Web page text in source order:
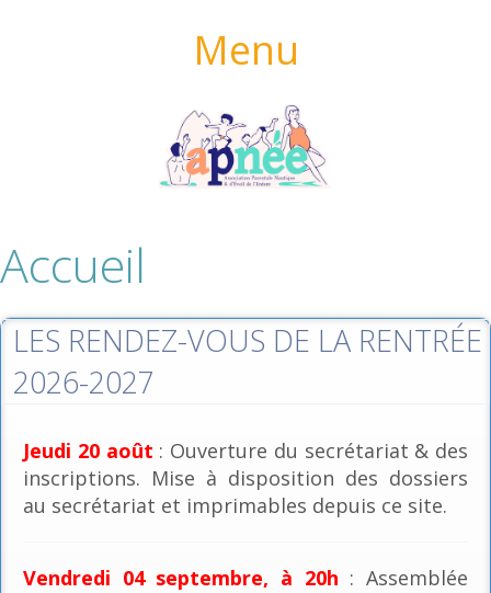
Menu
Accueil
LES RENDEZ-VOUS DE LA RENTRÉE
2026-2027
Jeudi 20 août : Ouverture du secrétariat & des
inscriptions. Mise à disposition des dossiers
au secrétariat et imprimables depuis ce site.
Vendredi 04 septembre, à 20h : Assemblée